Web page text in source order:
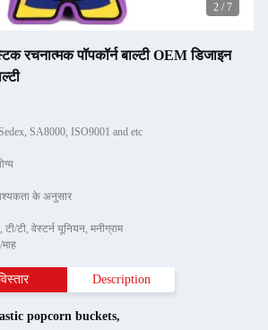
2 / 7
रचनात्मक पॉपकॉर्न बाल्टी OEM डिजाइन
SA8000, ISO9001 and etc
के अनुसार
टी, वेस्टर्न यूनियन, मनीग्राम
Description
popcorn buckets,